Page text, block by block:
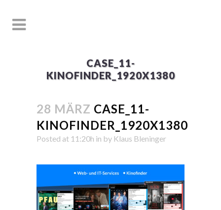
CASE_11-
KINOFINDER_1920X1380
28 MÄRZ CASE_11-
KINOFINDER_1920X1380
Posted at 11:20h in by Klaus Bleninger